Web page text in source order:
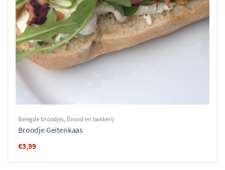
Belegde broodjes, Brood en bakkerij
Broodje Geitenkaas
€3,99